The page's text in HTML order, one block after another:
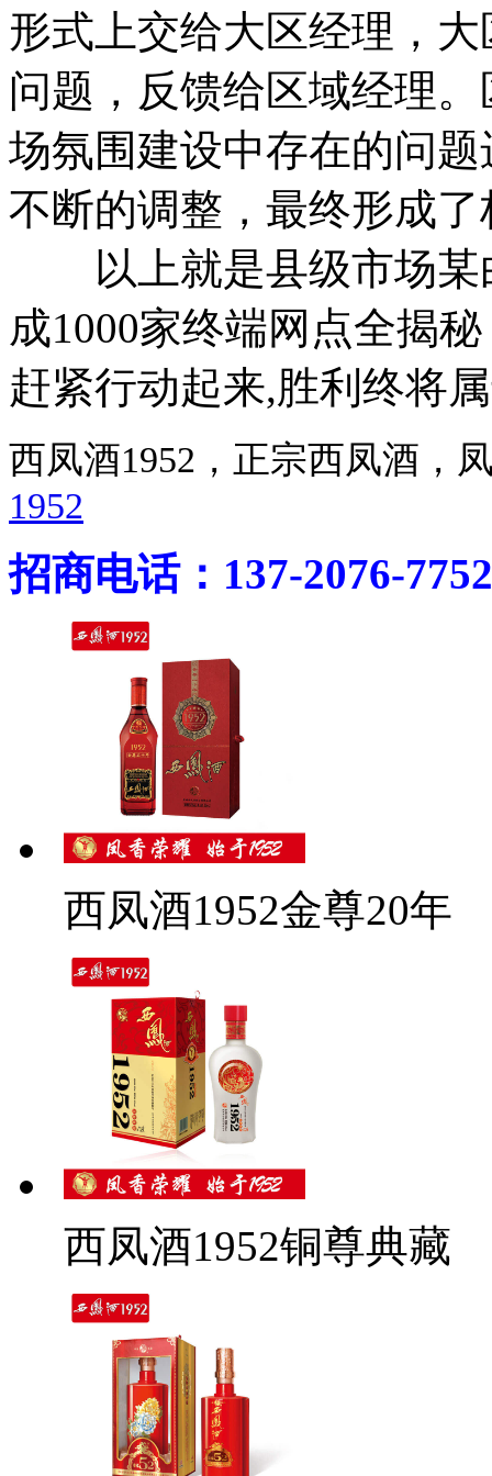
形式上交给大区经理，
问题，反馈给区域经理
场氛围建设中存在的问
不断的调整，最终形成
以上就是县级市场某
成1000家终端网点全揭
赶紧行动起来,胜利终将
西凤酒1952，正宗西凤酒
1952
招商电话：137-2076-7752
西凤酒1952金尊20年
西凤酒1952铜尊典藏